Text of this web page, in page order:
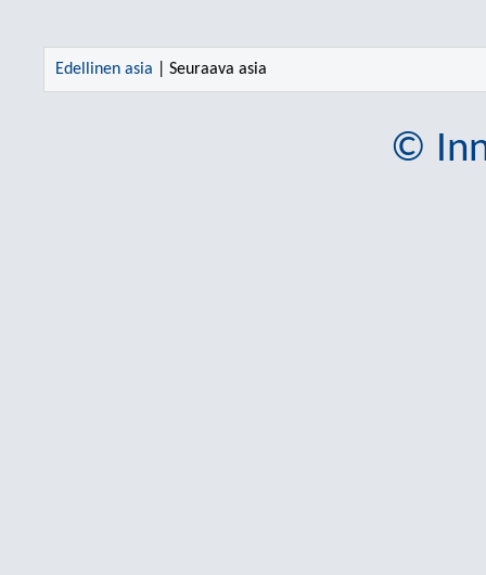
Edellinen asia | Seuraava asia
©